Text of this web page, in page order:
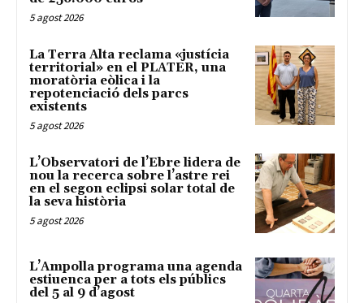
5 agost 2026
La Terra Alta reclama «justícia
territorial» en el PLATER, una
moratòria eòlica i la
repotenciació dels parcs
existents
5 agost 2026
L’Observatori de l’Ebre lidera de
nou la recerca sobre l’astre rei
en el segon eclipsi solar total de
la seva història
5 agost 2026
L’Ampolla programa una agenda
estiuenca per a tots els públics
del 5 al 9 d’agost